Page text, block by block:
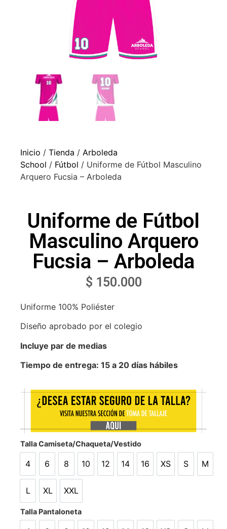
Inicio / Tienda / Arboleda
School / Fútbol / Uniforme de Fútbol Masculino
Arquero Fucsia – Arboleda
Uniforme de Fútbol
Masculino Arquero
Fucsia – Arboleda
$ 150.000
Uniforme 100% Poliéster
Diseño aprobado por el colegio
Incluye par de medias
Tiempo de entrega: 15 a 20 días hábiles
Talla Camiseta/Chaqueta/Vestido
4 6 8
8
10 12 14 16 XS
XS
S
S
M
L XL XXL
Talla Pantaloneta